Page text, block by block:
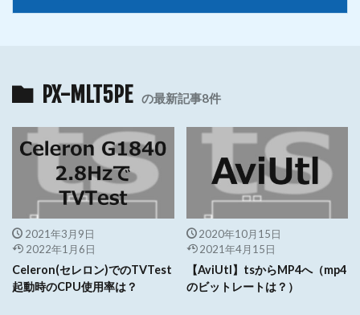
PX-MLT5PE の最新記事8件
2021年3月9日
2022年1月6日
Celeron(セレロン)でのTVTest
起動時のCPU使用率は？
2020年10月15日
2021年4月15日
【AviUtl】tsからMP4へ（mp4
のビットレートは？）